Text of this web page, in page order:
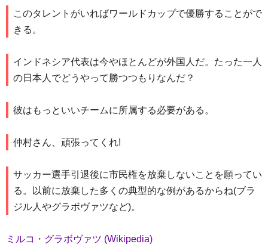
このタレントがいればワールドカップで優勝することがで
きる。
インドネシア代表は今やほとんどが外国人だ。たった一人
の日本人でどうやって勝つつもりなんだ？
彼はもっといいチームに所属する必要がある。
仲村さん、頑張ってくれ!
サッカー選手引退後に市民権を放棄しないことを願ってい
る。以前に放棄した多くの典型的な例があるからね(ブラ
ジル人やグラボヴァツなど)。
ミルコ・グラボヴァツ (Wikipedia)